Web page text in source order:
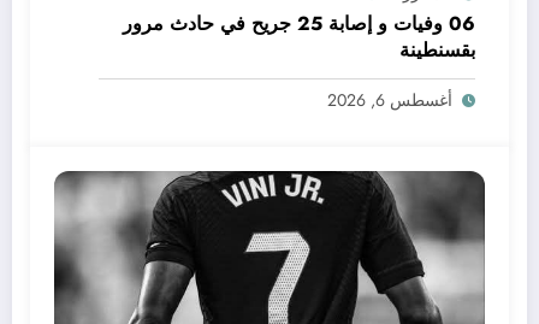
06 وفيات و إصابة 25 جريح في حادث مرور
بقسنطينة
أغسطس 6, 2026